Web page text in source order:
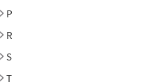
P
R
S
T